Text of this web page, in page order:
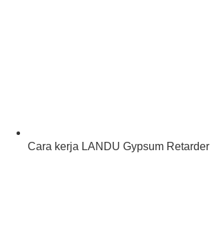
Cara kerja LANDU Gypsum Retarder